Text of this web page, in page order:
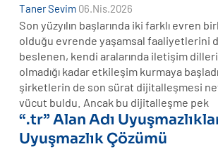
Taner Sevim 06.Nis.2026
Son yüzyılın başlarında iki farklı evren
olduğu evrende yaşamsal faaliyetlerini
beslenen, kendi aralarında iletişim
olmadığı kadar etkileşim kurmaya
şirketlerin de son sürat dijitalleşmesi
vücut buldu. Ancak bu dijitalleşme pek
“.tr” Alan Adı
Uyuşmazlık Çözümü